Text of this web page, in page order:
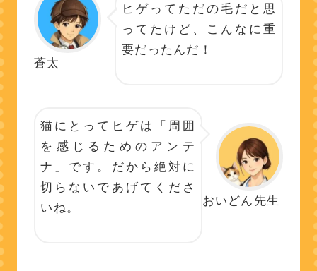
蒼太
ヒゲってただの毛だと思
ってたけど、こんなに重
要だったんだ！
おいどん先生
猫にとってヒゲは「周囲
を感じるためのアンテ
ナ」です。だから絶対に
切らないであげてくださ
いね。